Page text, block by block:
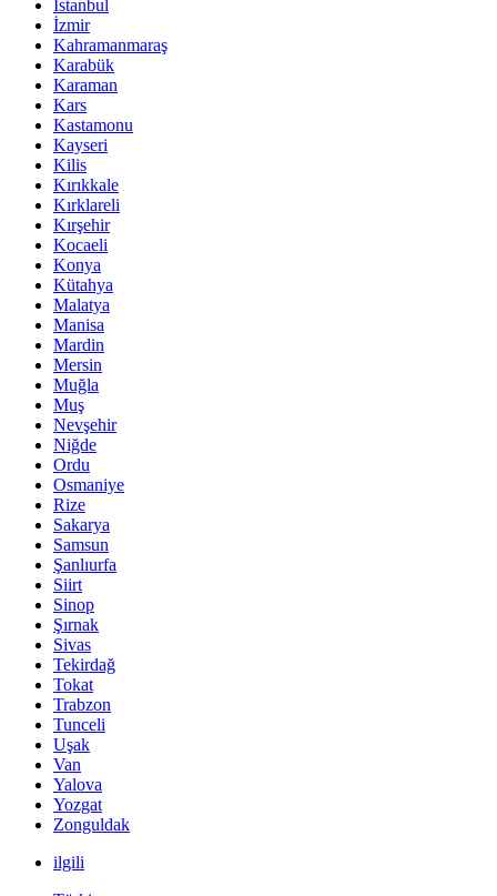
İstanbul
İzmir
Kahramanmaraş
Karabük
Karaman
Kars
Kastamonu
Kayseri
Kilis
Kırıkkale
Kırklareli
Kırşehir
Kocaeli
Konya
Kütahya
Malatya
Manisa
Mardin
Mersin
Muğla
Muş
Nevşehir
Niğde
Ordu
Osmaniye
Rize
Sakarya
Samsun
Şanlıurfa
Siirt
Sinop
Şırnak
Sivas
Tekirdağ
Tokat
Trabzon
Tunceli
Uşak
Van
Yalova
Yozgat
Zonguldak
ilgili